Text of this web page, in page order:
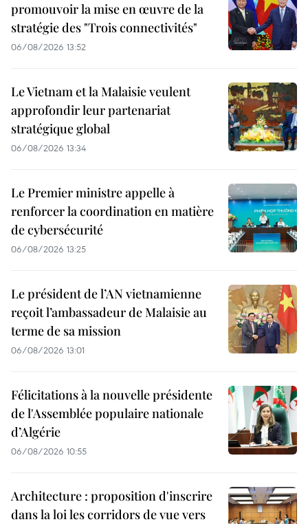
promouvoir la mise en œuvre de la
stratégie des "Trois connectivités"
06/08/2026 13:52
Le Vietnam et la Malaisie veulent
approfondir leur partenariat
stratégique global
06/08/2026 13:34
Le Premier ministre appelle à
renforcer la coordination en matière
de cybersécurité
06/08/2026 13:25
Le président de l’AN vietnamienne
reçoit l’ambassadeur de Malaisie au
terme de sa mission
06/08/2026 13:01
Félicitations à la nouvelle présidente
de l'Assemblée populaire nationale
d’Algérie
06/08/2026 10:55
Architecture : proposition d'inscrire
dans la loi les corridors de vue vers